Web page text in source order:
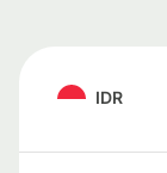
IDR